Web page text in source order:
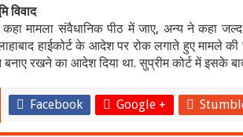
विवाद
मामला संवैधानिक पीठ में जाए, अन्य ने कहा
हाईकोर्ट के आदेश पर रोक लगाते हुए मामले
बनाए रखने का आदेश दिया था. सुप्रीम कोर्ट में इसके
Facebook Google +